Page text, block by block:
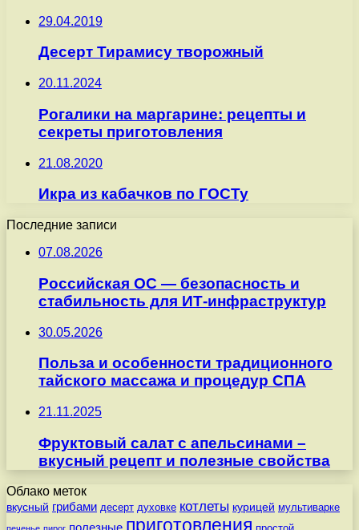
29.04.2019
Десерт Тирамису творожный
20.11.2024
Рогалики на маргарине: рецепты и
секреты приготовления
21.08.2020
Икра из кабачков по ГОСТу
Последние записи
07.08.2026
Российская ОС — безопасность и
стабильность для ИТ-инфраструктур
30.05.2026
Польза и особенности традиционного
тайского массажа и процедур СПА
21.11.2025
Фруктовый салат с апельсинами –
вкусный рецепт и полезные свойства
Облако меток
вкусный грибами десерт духовке котлеты курицей мультиварке
приготовления